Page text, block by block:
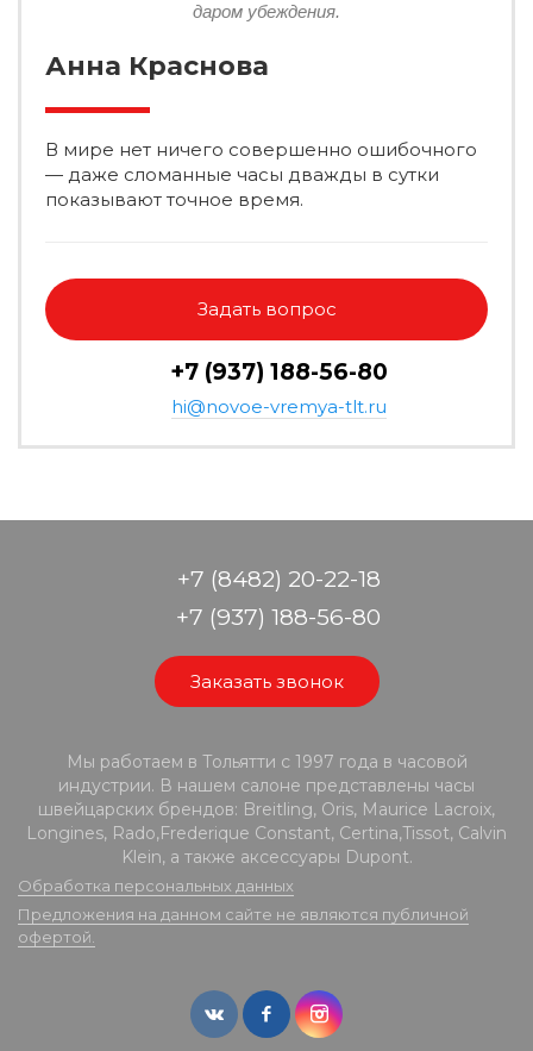
даром убеждения.
Анна Краснова
В мире нет ничего совершенно ошибочного
— даже сломанные часы дважды в сутки
показывают точное время.
Задать вопрос
+7 (937) 188-56-80
hi@novoe-vremya-tlt.ru
+7 (8482) 20-22-18
+7 (937) 188-56-80
Заказать звонок
Мы работаем в Тольятти с 1997 года в часовой
индустрии. В нашем салоне представлены часы
швейцарских брендов: Breitling, Oris, Maurice Lacroix,
Longines, Rado,Frederique Constant, Certina,Tissot, Calvin
Klein, а также аксессуары Dupont.
Обработка персональных данных
Предложения на данном сайте не являются публичной
офертой.